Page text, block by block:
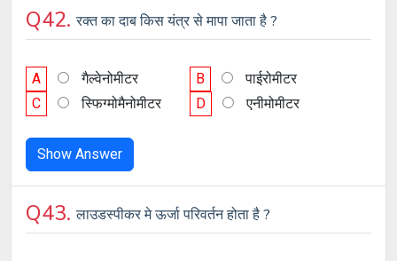
Q42.रक्त का दाब किस यंत्र से मापा जाता है ?
A गैल्वेनोमीटर B
पाईरोमीटर
C
स्फिग्मोमैनोमीटर D एनीमोमीटर
Show Answer
Q43.लाउडस्पीकर मे ऊर्जा परिवर्तन होता है ?